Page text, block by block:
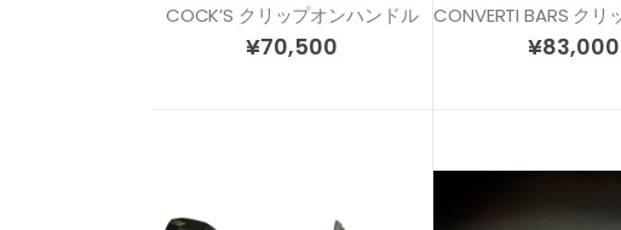
COCK’S クリップオンハンドル
¥70,500 ¥83,000